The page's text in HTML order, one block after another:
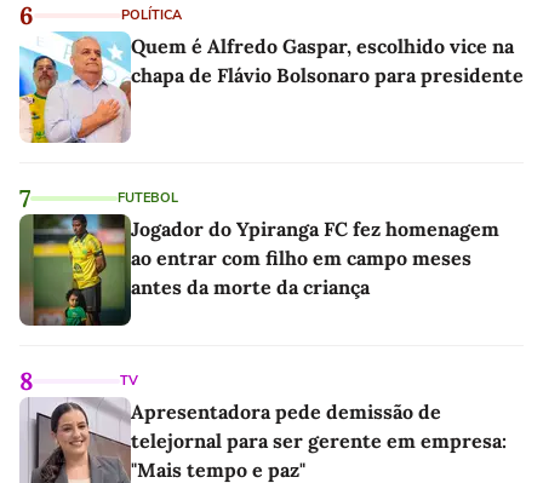
6 POLÍTICA
Quem é Alfredo Gaspar, escolhido vice na
chapa de Flávio Bolsonaro para presidente
7 FUTEBOL
Jogador do Ypiranga FC fez homenagem
ao entrar com filho em campo meses
antes da morte da criança
8 TV
Apresentadora pede demissão de
telejornal para ser gerente em empresa:
"Mais tempo e paz"